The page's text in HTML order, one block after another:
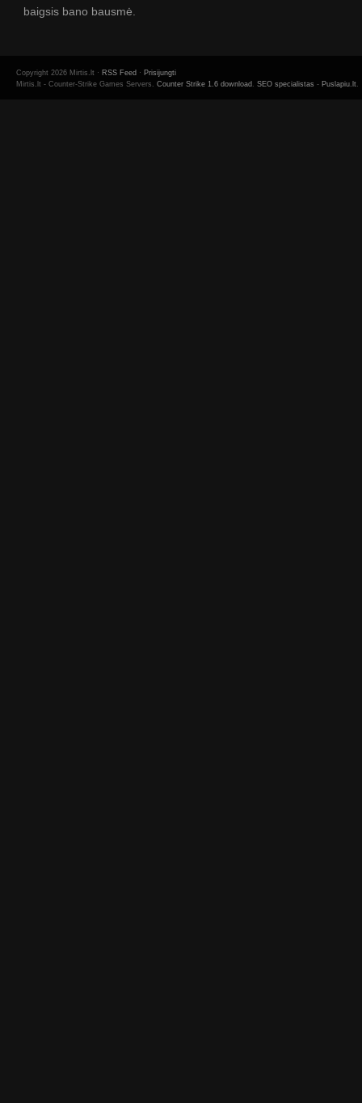
baigsis bano bausmė.
Copyright 2026 Mirtis.lt · RSS Feed · Prisijungti
Mirtis.lt - Counter-Strike Games Servers. Counter Strike 1.6 download . SEO specialistas - Puslapiu.lt.